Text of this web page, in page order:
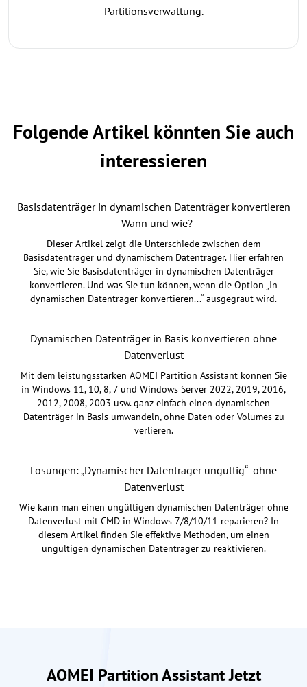
Partitionsverwaltung.
Folgende Artikel könnten Sie auch
interessieren
Basisdatenträger in dynamischen Datenträger konvertieren
- Wann und wie?
Dieser Artikel zeigt die Unterschiede zwischen dem
Basisdatenträger und dynamischem Datenträger. Hier erfahren
Sie, wie Sie Basisdatenträger in dynamischen Datenträger
konvertieren. Und was Sie tun können, wenn die Option „In
dynamischen Datenträger konvertieren...“ ausgegraut wird.
Dynamischen Datenträger in Basis konvertieren ohne
Datenverlust
Mit dem leistungsstarken AOMEI Partition Assistant können Sie
in Windows 11, 10, 8, 7 und Windows Server 2022, 2019, 2016,
2012, 2008, 2003 usw. ganz einfach einen dynamischen
Datenträger in Basis umwandeln, ohne Daten oder Volumes zu
verlieren.
Lösungen: „Dynamischer Datenträger ungültig“- ohne
Datenverlust
Wie kann man einen ungültigen dynamischen Datenträger ohne
Datenverlust mit CMD in Windows 7/8/10/11 reparieren? In
diesem Artikel finden Sie effektive Methoden, um einen
ungültigen dynamischen Datenträger zu reaktivieren.
AOMEI Partition Assistant Jetzt